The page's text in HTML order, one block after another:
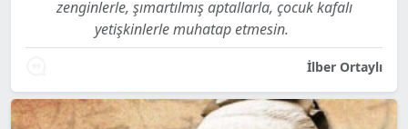
zenginlerle, şımartılmış aptallarla, çocuk kafalı
yetişkinlerle muhatap etmesin.
İlber Ortaylı